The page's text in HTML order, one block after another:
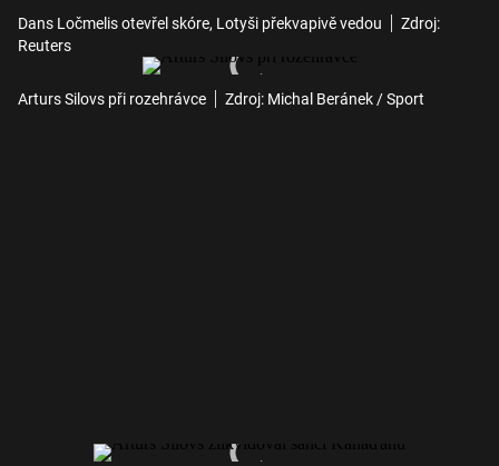
Dans Ločmelis otevřel skóre, Lotyši překvapivě vedou
Zdroj:
Reuters
Arturs Silovs při rozehrávce Zdroj: Michal Beránek / Sport